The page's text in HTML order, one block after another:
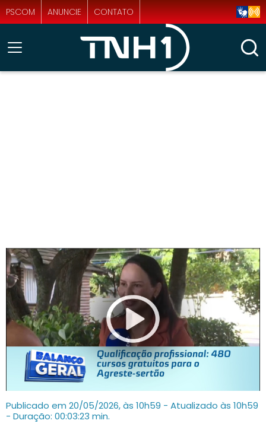
PSCOM ANUNCIE CONTATO
Publicado em 20/05/2026, às 10h59 - Atualizado às 10h59
- Duração: 00:03:23 min.